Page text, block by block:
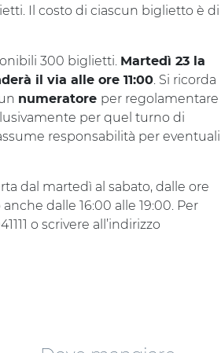
Il costo di ciascun biglietto è di
300 biglietti. Martedì 23 la
il via alle ore 11:00. Si ricorda
numeratore per regolamentare
per quel turno di
responsabilità per eventuali
dal martedì al sabato, dalle ore
dalle 16:00 alle 19:00. Per
o scrivere all’indirizzo